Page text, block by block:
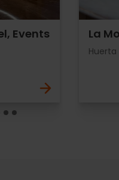
Events
La
Huerta